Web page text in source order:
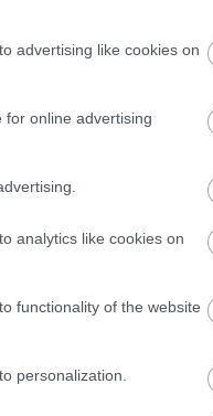
advertising like cookies on
for online advertising
analytics like cookies on
functionality of the website
personalization.